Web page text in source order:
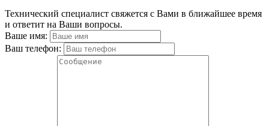
Технический специалист свяжется с Вами в ближайшее время
и ответит на Ваши вопросы.
Ваше имя:
Ваш телефон: